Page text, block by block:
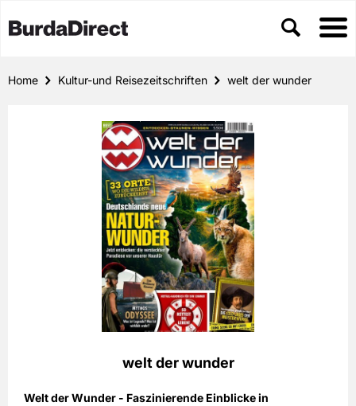
Home Kultur-und Reisezeitschriften welt der wunder
welt der wunder
Welt der Wunder - Faszinierende Einblicke in